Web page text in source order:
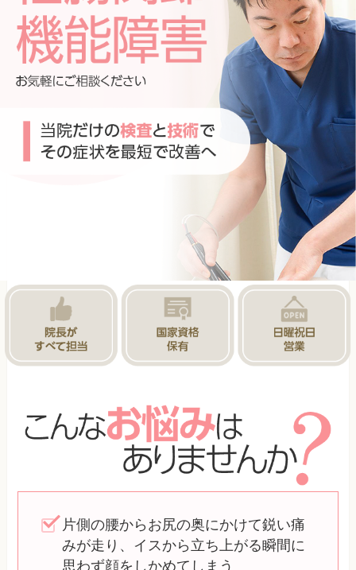
片側の腰からお尻の奥にかけて鋭い痛
みが走り、イスから立ち上がる瞬間に
思わず顔をしかめてしまう